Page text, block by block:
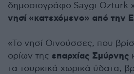
δημοσιογράφο Saygı Οzturk
νησί «κατεχόμενο» από την
«Το νησί Οινούσσες, που
ορίων της επαρχίας Σμύρνης
τα τουρκικά χωρικά ύδατα,